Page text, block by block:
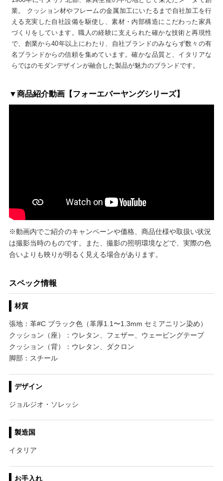
業。 クッション材やフレームの金属加工にいたるまで自社加工を行
える充実した自社設備を駆使し、素材・内部構造にこだわった家具
づくりをしています。職人の経験に支えられた確かな技術と再現性
で、創業から40年以上にわたり、自社ブランドのみならず数々の有
名ブランドからの信頼を集めています。確かな品質と、イタリアな
らではのモダンデザインが融合した製品が魅力のブランドです。
▼商品紹介動画【フォーエバーヤングシリーズ】
※動画内でご紹介のキャンペーンや価格、商品仕様や取扱い状況
は撮影当時のものです。また、撮影の照明環境などで、実際の色
合いよりも映りが明るく見える場合があります。
スペック情報
材質
張地：革#C ブラック色（革厚1.1〜1.3mm セミアニリン染め）
クッション（座）：ウレタン、フェザー、ウェービングテープ
クッション（背）：ウレタン、ダクロン
脚部：スチール
デザイン
ジョルジオ・ソレッシ
製造国
イタリア
お手入れ